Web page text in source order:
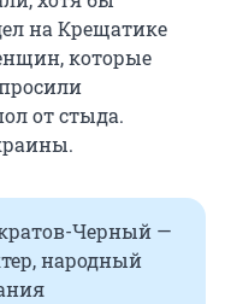
на Крещатике
которые
от стыда.
Черный —
народный